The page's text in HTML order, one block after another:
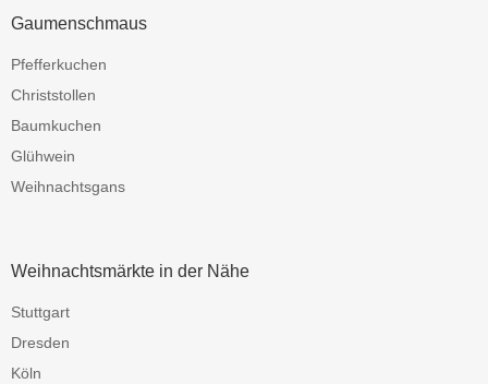
Gaumenschmaus
Pfefferkuchen
Christstollen
Baumkuchen
Glühwein
Weihnachtsgans
Weihnachtsmärkte in der Nähe
Stuttgart
Dresden
Köln